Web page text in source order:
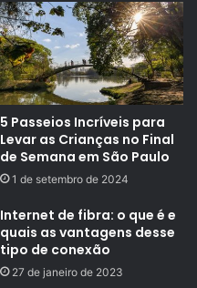
5 Passeios Incríveis para
Levar as Crianças no Final
de Semana em São Paulo
1 de setembro de 2024
Internet de fibra: o que é e
quais as vantagens desse
tipo de conexão
27 de janeiro de 2023